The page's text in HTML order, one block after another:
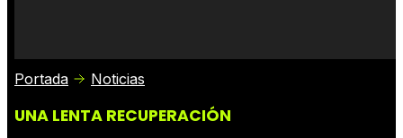
Críticas
Portada Noticias
UNA LENTA RECUPERACIÓN